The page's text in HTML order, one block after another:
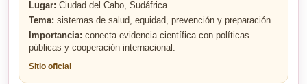
Lugar: Ciudad del Cabo, Sudáfrica.
Tema: sistemas de salud, equidad, prevención y preparación.
Importancia: conecta evidencia científica con políticas
públicas y cooperación internacional.
Sitio oficial